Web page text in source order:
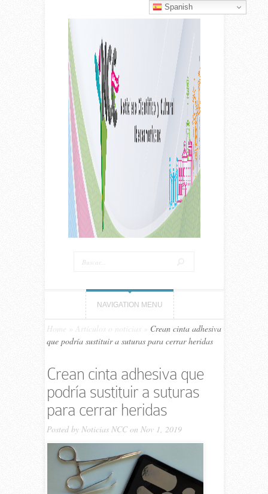
NAVIGATION MENU
Home Artículos o noticias
Crean cinta adhesiva
que podría sustituir a suturas para cerrar heridas
Crean cinta adhesiva que
podría sustituir a suturas
para cerrar heridas
Posted by Noticias NCCon Nov 1, 2019
Spanish